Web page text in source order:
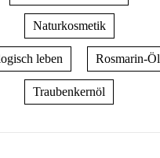
Naturkosmetik
leben Rosmarin-Öl
Traubenkernöl